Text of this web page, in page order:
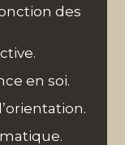
des
en soi.